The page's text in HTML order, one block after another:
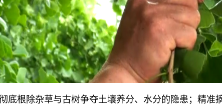
底根除杂草与古树争夺土壤养分、水分的隐患；精